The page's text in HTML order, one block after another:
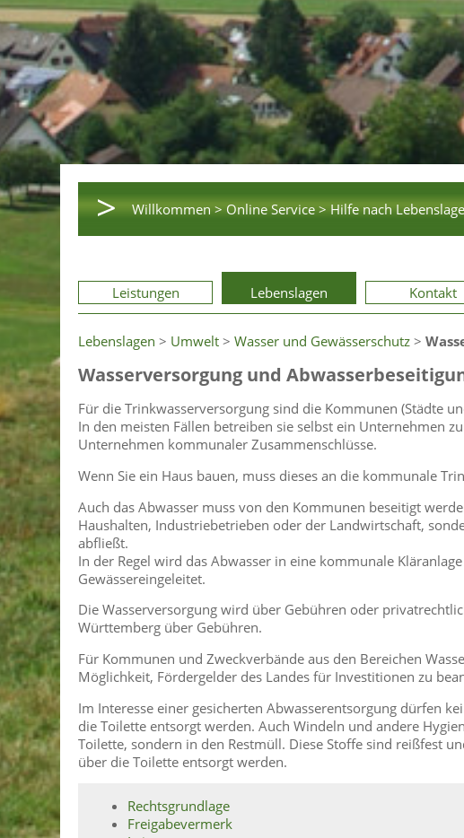
> Willkommen > Online Service > Hilfe nach
Leistungen Lebenslagen Kontakt
Lebenslagen > Umwelt > Wasser und Gewässerschutz >
Wasserversorgung und
Für die Trinkwasserversorgung sind die Kommunen (Städte
In den meisten Fällen betreiben sie selbst ein Unternehmen
Unternehmen kommunaler Zusammenschlüsse.
Wenn Sie ein Haus bauen, muss dieses an die kommunale
Auch das Abwasser muss von den Kommunen beseitigt
Haushalten, Industriebetrieben oder der Landwirtschaft,
abfließt.
In der Regel wird das Abwasser in eine kommunale
Gewässereingeleitet.
Die Wasserversorgung wird über Gebühren oder
Württemberg über Gebühren.
Für Kommunen und Zweckverbände aus den Bereichen
Möglichkeit, Fördergelder des Landes für Investitionen zu
Im Interesse einer gesicherten Abwasserentsorgung dürfen
die Toilette entsorgt werden. Auch Windeln und andere
Toilette, sondern in den Restmüll. Diese Stoffe sind reißfest
über die Toilette entsorgt werden.
Rechtsgrundlage
Freigabevermerk